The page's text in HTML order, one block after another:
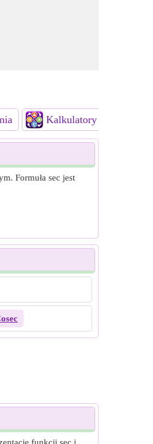
Kalkulatory
Formuła sec jest